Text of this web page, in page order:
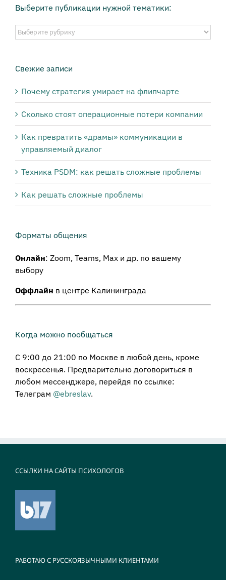
Выберите публикации нужной тематики:
Выберите
публикации
тематики:
Свежие записи
Почему стратегия умирает на флипчарте
Сколько стоят операционные потери компании
Как превратить «драмы» коммуникации в
управляемый диалог
Техника PSDM: как решать сложные проблемы
Как решать сложные проблемы
Форматы общения
Онлайн: Zoom, Teams, Max и др. по вашему
выбору
Оффлайн в центре Калининграда
Когда можно пообщаться
С 9:00 до 21:00 по Москве в любой день, кроме
воскресенья. Предварительно договориться в
любом мессенджере, перейдя по ссылке:
Телеграм @ebreslav.
ССЫЛКИ НА САЙТЫ ПСИХОЛОГОВ
РАБОТАЮ С РУССКОЯЗЫЧНЫМИ КЛИЕНТАМИ